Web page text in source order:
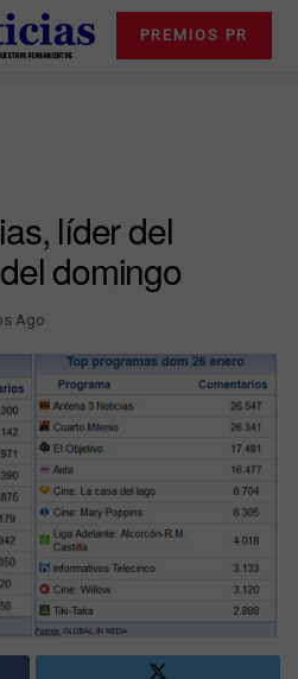
PREMIOS PR
líder del
domingo
Ago